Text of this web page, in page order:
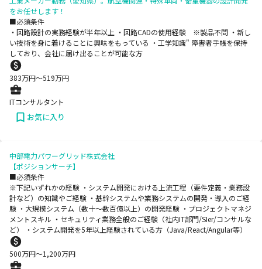
をお任せします！
■必須条件
・回路設計の実務経験が半年以上 ・回路CADの使用経験 ※製品不問 ・新し
い技術を身に着けることに興味をもっている ・工学知識" 障害者手帳を保持
しており、会社に届け出ることが可能な方
383万円〜519万円
ITコンサルタント
お気に入り
中部電力パワーグリッド株式会社
【ポジションサーチ】
■必須条件
※下記いずれかの経験 ・システム開発における上流工程（要件定義・業務設
計など）の知識やご経験 ・基幹システムや業務システムの開発・導入のご経
験 ・大規模システム（数十～数百億以上）の開発経験 ・プロジェクトマネジ
メントスキル ・セキュリティ業務全般のご経験（社内IT部門/SIer/コンサルな
ど） ・システム開発を5年以上経験されている方（Java/React/Angular等）
500万円〜1,200万円